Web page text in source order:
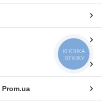
Prom.ua
КНОПКА
ЗВ'ЯЗКУ